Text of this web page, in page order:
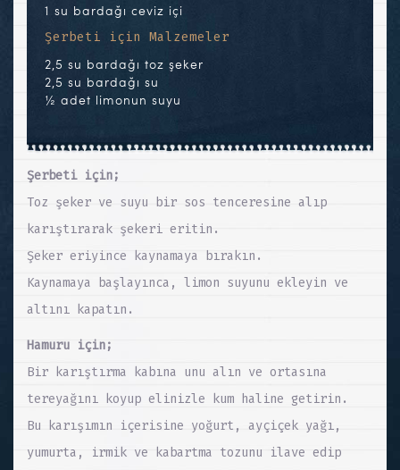
1 su bardağı ceviz içi
Şerbeti için Malzemeler
2,5 su bardağı toz şeker
2,5 su bardağı su
½ adet limonun suyu
Şerbeti için;
Toz şeker ve suyu bir sos tenceresine alıp
karıştırarak şekeri eritin.
Şeker eriyince kaynamaya bırakın.
Kaynamaya başlayınca, limon suyunu ekleyin ve
altını kapatın.
Hamuru için;
Bir karıştırma kabına unu alın ve ortasına
tereyağını koyup elinizle kum haline getirin.
Bu karışımın içerisine yoğurt, ayçiçek yağı,
yumurta, irmik ve kabartma tozunu ilave edip